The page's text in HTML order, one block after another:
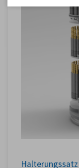
Halterungssatz